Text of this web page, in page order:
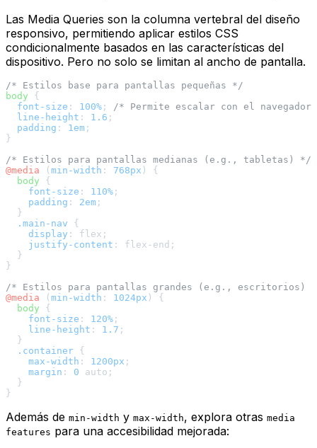
Las Media Queries son la columna vertebral del diseño
responsivo, permitiendo aplicar estilos CSS
condicionalmente basados en las características del
dispositivo. Pero no solo se limitan al ancho de pantalla.
/* Estilos base para pantallas pequeñas */
body {
font-size : 100% ;
/* Permite escalar con el
line-height : 1.6 ;
padding : 1em ;
}
/* Estilos para pantallas medianas (e.g., tabletas) */
@media ( min-width : 768px ) {
body {
font-size : 110% ;
padding : 2em ;
  }
.main-nav {
display : flex;
justify-content : flex-end;
  }
}
/* Estilos para pantallas grandes (e.g., escritorios)
@media ( min-width : 1024px ) {
body {
font-size : 120% ;
line-height : 1.7 ;
  }
.container {
max-width : 1200px ;
margin : 0 auto;
  }
Además de min-width y max-width, explora otras media
features para una accesibilidad mejorada: